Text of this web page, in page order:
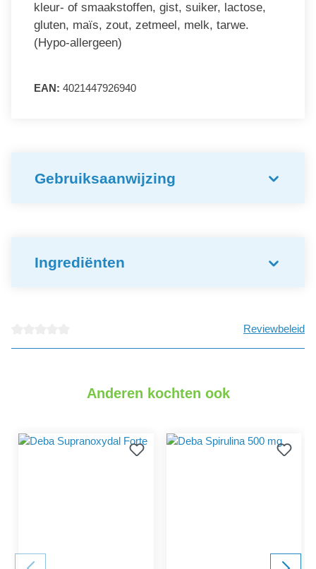
kleur- of smaakstoffen, gist, suiker, lactose,
gluten, maïs, zout, zetmeel, melk, tarwe.
(Hypo-allergeen)
EAN: 4021447926940
Gebruiksaanwijzing
Ingrediënten
Reviewbeleid
Anderen kochten ook